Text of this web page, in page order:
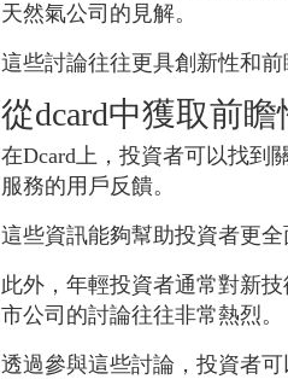
天然氣公司的見解。
這些討論往往更具創新性和
從dcard中獲取前瞻
在Dcard上，投資者可以找到
服務的用戶反饋。
這些資訊能夠幫助投資者更
此外，年輕投資者通常對新
市公司的討論往往非常熱烈。
透過參與這些討論，投資者